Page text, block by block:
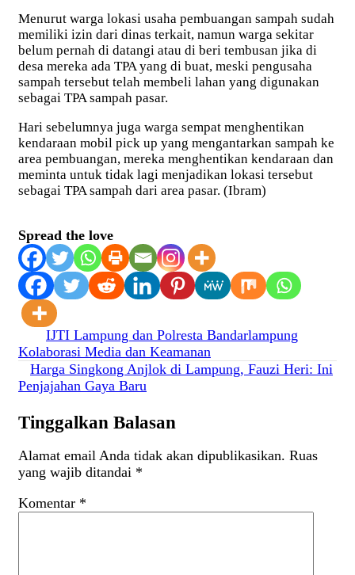
Menurut warga lokasi usaha pembuangan sampah sudah
memiliki izin dari dinas terkait, namun warga sekitar
belum pernah di datangi atau di beri tembusan jika di
desa mereka ada TPA yang di buat, meski pengusaha
sampah tersebut telah membeli lahan yang digunakan
sebagai TPA sampah pasar.
Hari sebelumnya juga warga sempat menghentikan
kendaraan mobil pick up yang mengantarkan sampah ke
area pembuangan, mereka menghentikan kendaraan dan
meminta untuk tidak lagi menjadikan lokasi tersebut
sebagai TPA sampah dari area pasar. (Ibram)
Spread the love
Navigasi
pos
IJTI Lampung dan Polresta Bandarlampung
Kolaborasi Media dan Keamanan
Harga Singkong Anjlok di Lampung, Fauzi Heri: Ini
Penjajahan Gaya Baru
Tinggalkan Balasan
Alamat email Anda tidak akan dipublikasikan. Ruas
yang wajib ditandai *
Komentar *